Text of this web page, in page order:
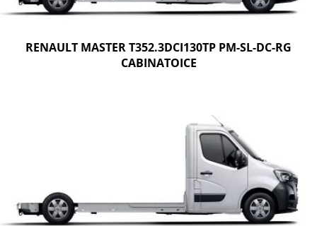
RENAULT MASTER T352.3DCI130TP PM-SL-DC-RG
CABINATOICE